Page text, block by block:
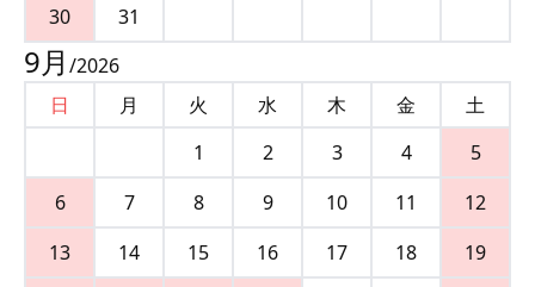
30
31
9月 /2026
日
月 火 水 木 金
土
1
2 3 4
5
6
7 8 9 10 11
12
13
14 15 16 17 18
19